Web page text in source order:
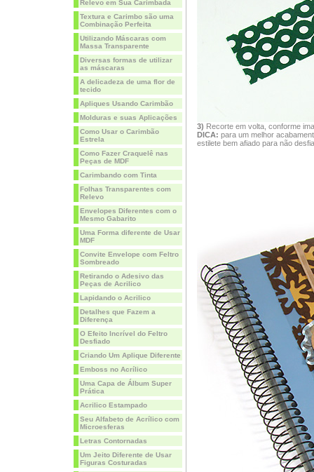
Relevo em Sua Carimbada
Textura e Carimbo são uma
Combinação Perfeita
Utilizando Máscaras com
Massa Transparente
Diversas formas de utilizar
as máscaras
A delicadeza de uma flor de
tecido
Apliques Usando Carimbão
Molduras e suas Aplicações
Como Usar o Carimbão
Estrela
Como Fazer Craquelê nas
Peças de MDF
Carimbando com Tinta
Folhas Transparentes com
Relevo
Envelopes Diferentes com o
Mesmo Gabarito
Uma Forma diferente de Usar
MDF
Convite Envelope com Feltro
Sombreado
Retirando o Adesivo das
Peças de Acrilico
Lapidando o Acrilico
Detalhes que Fazem a
Diferença
O Efeito Incrível do Feltro
Desfiado
Criando Um Aplique Diferente
Emboss no Acrílico
Uma Capa de Álbum Super
Prática
Acrilico Estampado
Seu Alfabeto de Acrílico com
Microesferas
Letras Contornadas
Um Jeito Diferente de Usar
Figuras Costuradas
3) Recorte em volta, conforme
DICA: para um melhor
estilete bem afiado para não